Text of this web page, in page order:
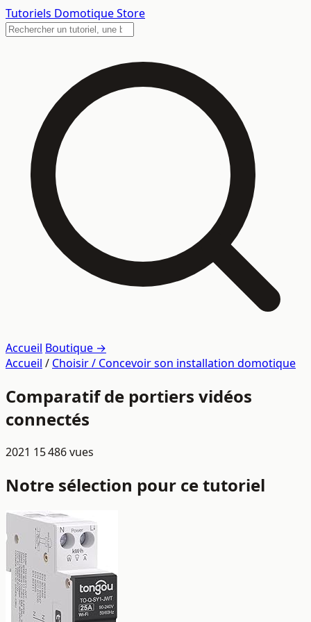
Tutoriels Domotique Store
Accueil Boutique →
Accueil / Choisir / Concevoir son installation domotique
Comparatif de portiers vidéos
connectés
2021 15 486 vues
Notre sélection pour ce tutoriel